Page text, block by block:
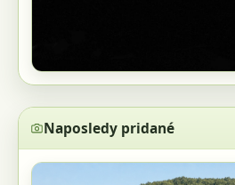
Naposledy pridané